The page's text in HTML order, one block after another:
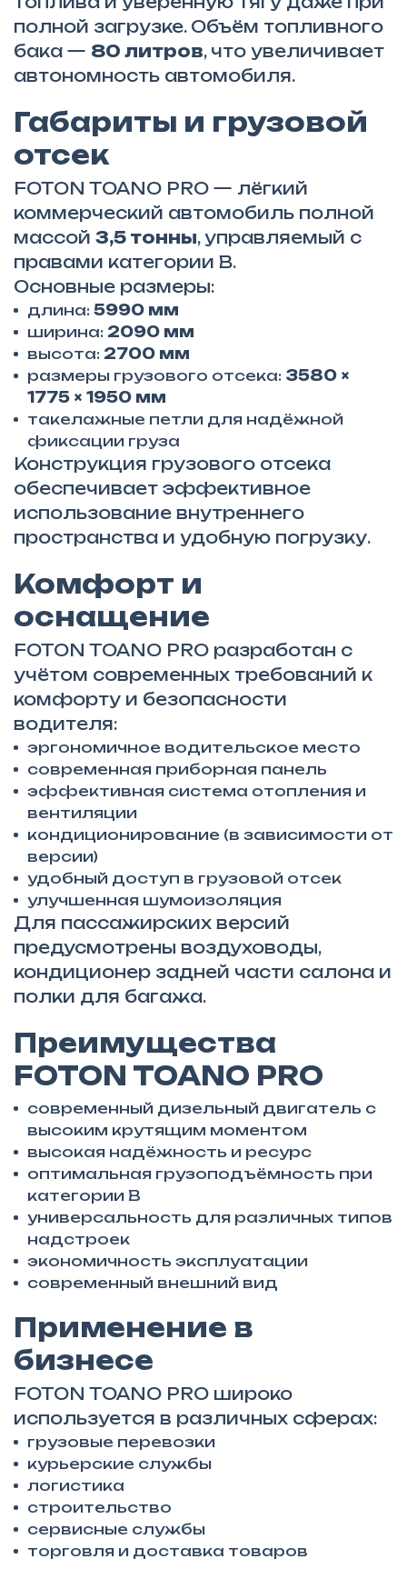
полной загрузке. Объём топливного
бака — 80 литров, что увеличивает
автономность автомобиля.
Габариты и грузовой
отсек
FOTON TOANO PRO — лёгкий
коммерческий автомобиль полной
массой 3,5 тонны, управляемый с
правами категории B.
Основные размеры:
длина: 5990 мм
ширина: 2090 мм
высота: 2700 мм
размеры грузового отсека: 3580 ×
1775 × 1950 мм
такелажные петли для надёжной
фиксации груза
Конструкция грузового отсека
обеспечивает эффективное
использование внутреннего
пространства и удобную погрузку.
Комфорт и
оснащение
FOTON TOANO PRO разработан с
учётом современных требований к
комфорту и безопасности
водителя:
эргономичное водительское место
современная приборная панель
эффективная система отопления и
вентиляции
кондиционирование (в зависимости от
версии)
удобный доступ в грузовой отсек
улучшенная шумоизоляция
Для пассажирских версий
предусмотрены воздуховоды,
кондиционер задней части салона и
полки для багажа.
Преимущества
FOTON TOANO PRO
современный дизельный двигатель с
высоким крутящим моментом
высокая надёжность и ресурс
оптимальная грузоподъёмность при
категории B
универсальность для различных типов
надстроек
экономичность эксплуатации
современный внешний вид
Применение в
бизнесе
FOTON TOANO PRO широко
используется в различных сферах:
грузовые перевозки
курьерские службы
логистика
строительство
сервисные службы
торговля и доставка товаров